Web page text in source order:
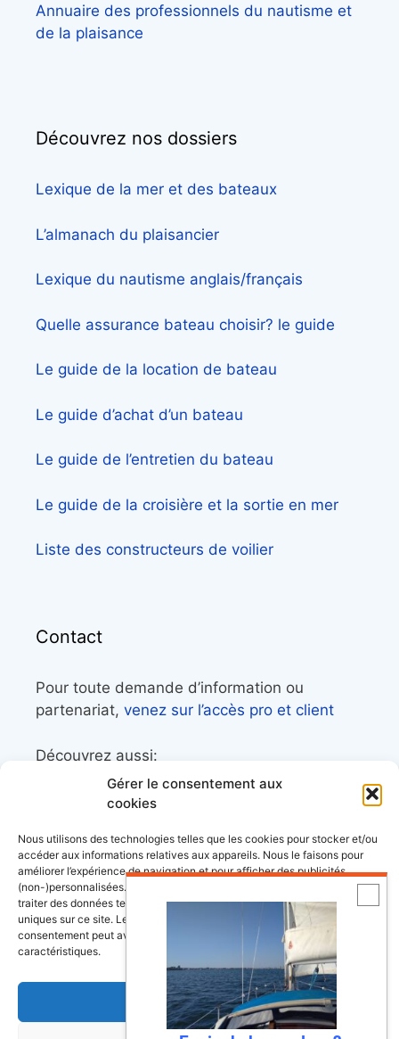
Gérer le consentement aux
cookies
Nous utilisons des technologies telles que les cookies pour stocker et/ou
accéder aux informations relatives aux appareils. Nous le faisons pour
améliorer l’expérience de navigation et pour afficher des publicités
(non-)personnalisées. Consentir à ces technologies nous autorisera à
traiter des données telles que le comportement de navigation ou les ID
uniques sur ce site. Le fait de ne pas consentir ou de retirer son
consentement peut avoir un effet négatif sur certaines fonctonnalités et
caractéristiques.
Accepter
Annuaire des professionnels du nautisme et
de la plaisance
Découvrez nos dossiers
Lexique de la mer et des bateaux
L’almanach du plaisancier
Lexique du nautisme anglais/français
Quelle assurance bateau choisir? le guide
Le guide de la location de bateau
Le guide d’achat d’un bateau
Le guide de l’entretien du bateau
Le guide de la croisière et la sortie en mer
Liste des constructeurs de voilier
Contact
Pour toute demande d’information ou
partenariat, venez sur l’accès pro et client
Découvrez aussi:
Côtes&Mers, le magazine du littoral et sa
Mers&Montagnes, Equipement outdoor pour
le trek et le raid nautique
BoatingAds, le site d’annonces bateaux
européen
Stock images by Depositphotos